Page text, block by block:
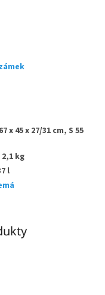
x 45 x 27/31 cm, S 55
2,1 kg
l